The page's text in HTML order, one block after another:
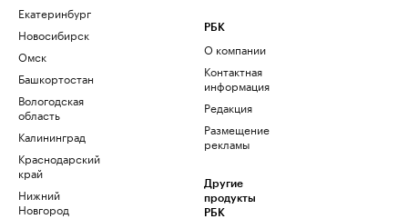
Екатеринбург
Новосибирск
Омск
Башкортостан
Вологодская
область
Калининград
Краснодарский
край
Нижний
Новгород
РБК
О компании
Контактная
информация
Редакция
Размещение
рекламы
Другие
продукты
РБК